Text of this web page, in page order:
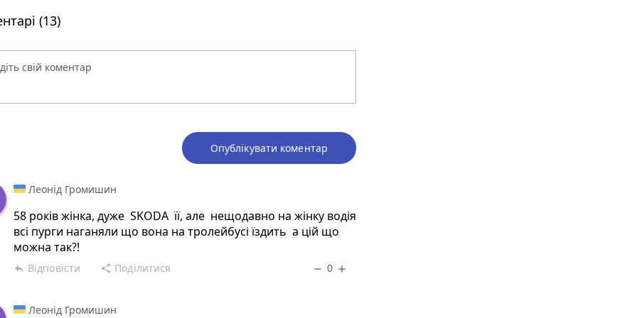
(13)
Опублікувати коментар
Леонід Громишин
58 років жінка, дуже SKODA її, але нещодавно на жінку водія
всі пурги наганяли що вона на тролейбусі їздить а цій що
можна так?!
reply Відповісти share Поділитися remove 0 add
Леонід Громишин